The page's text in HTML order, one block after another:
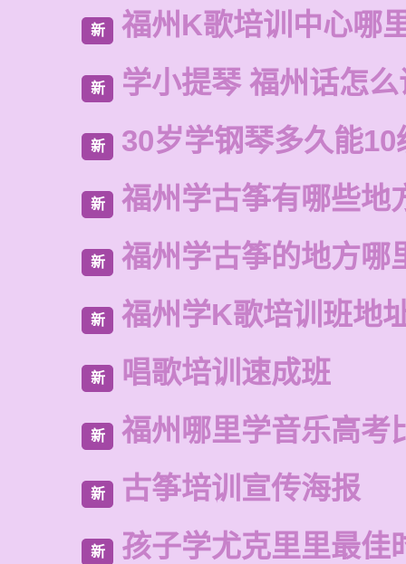
新 福州K歌培训中心哪
新 学小提琴 福州话怎
新 30岁学钢琴多久能10
新 福州学古筝有哪些地
新 福州学古筝的地方哪
新 福州学K歌培训班地
新 唱歌培训速成班
新 福州哪里学音乐高考
新 古筝培训宣传海报
新 孩子学尤克里里最佳